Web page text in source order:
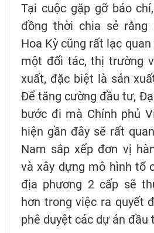
Tại cuộc gặp gỡ báo
đồng thời chia sẻ rằng
Hoa Kỳ cũng rất lạc
một đối tác, thị trường
xuất, đặc biệt là sản
Để tăng cường đầu tư,
bước đi mà Chính phủ
hiện gần đây sẽ rất
Nam sắp xếp đơn vị
và xây dựng mô hình tổ
địa phương 2 cấp sẽ
hơn trong việc ra quyết
phê duyệt các dự án đầu